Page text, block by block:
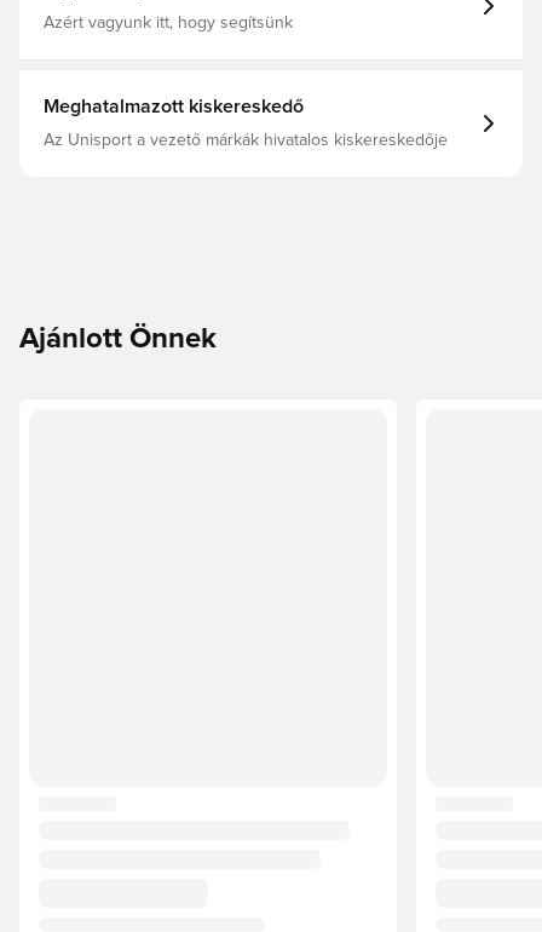
Azért vagyunk itt, hogy segítsünk
Meghatalmazott kiskereskedő
Az Unisport a vezető márkák hivatalos kiskereskedője
Ajánlott Önnek